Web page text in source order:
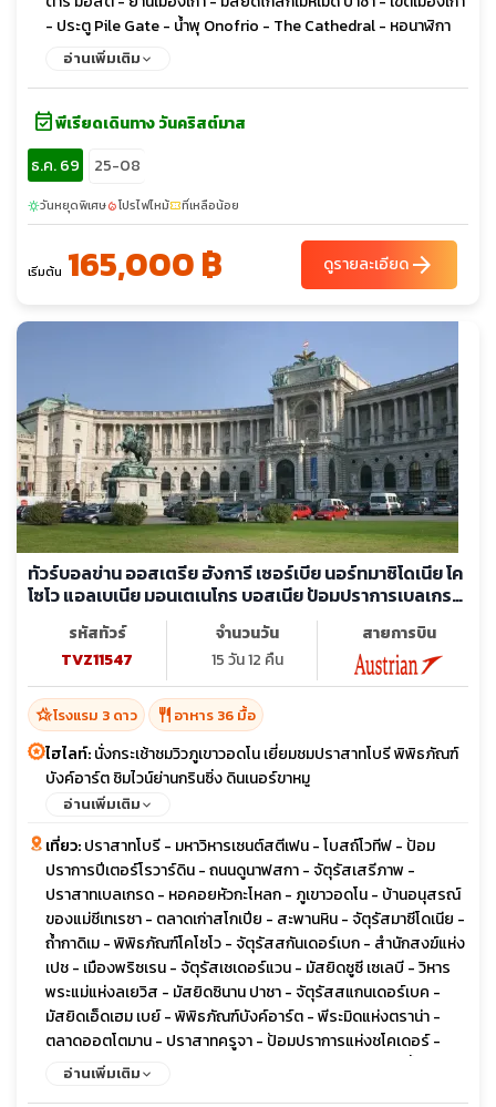
- ประตู Pile Gate - น้ำพุ Onofrio - The Cathedral - หอนาฬิกา
โบราณ - พระราชวังเรคเตอร์ - สปอนซา พาเลส - ถนนสตราดัน -
The Cathedral of the Resurrection of Christ - อนุสาวรีย์
Jasikovac - เมืองเก่าเบราเน - อาราม Durdevi Stupovi
Monastery - มัสยิดสุลตานมูรัดที่สอง - หอคอย Ganica Kula -
จัตุรัสสแกนเดนเบก - อาคารรัฐสภา - หอนาฬิกาประจำเมือง - ถ้ำ
กาดิเม - จัตุรัสมาซิโดเนีย - อนุสาวรีย์อเล็กซานเดอร์มหาราช - ประตู
ชัยแห่งมาซิโดเนีย - อนุสรณ์สถานของแม่พระเทเรซา - สะพานหิน -
พิพิธภัณฑ์โบราณสถานแห่งชาติ - จัตุรัสใจกลางเมือง - หอนาฬิกา -
มัสยิดคาร์ชิ - เมืองโบราณเฮียราคลี ลินเคสทิส - โบสถ์เซนต์โจวาน
คานิโอ - อารามเซนต์นาอูม - ปราสาทแอลบาซาน - โบสถ์เซ็นต์แมรี่ -
มัสยิดกษัตริย์ - จัตุรัสสแกนเดอเบก - หอคอยนาฬิกา - มัสยิดเอท
เฮม เบย์ - ขึ้นเคเบิ้ลคาร์สู่ยอดเขาดัจติ - ปราสาทแห่งครูเปีย - ปานด
อร์ฟเอาท์เลต - พิพิธภัณฑ์ประวัติศาสตร์คุนสท์
อ่านเพิ่มเติม
event_availableพีเรียดเดินทาง วันคริสต์มาส
ธ.ค. 69
25-08
sunnyวันหยุดพิเศษlocal_fire_departmentโปรไฟไหม้confirmation_numberที่เหลือน้อย
เริ่มต้น 165,000 ฿ ดูรายละเอียดarrow_forward
ทัวร์บอลข่าน ออสเตรีย ฮังการี เซอร์เบีย นอร์ทมาซิโดเนีย โค
โซโว แอลเบเนีย มอนเตเนโกร บอสเนีย ป้อมปราการเบลเกรด
พระราชวังโฮฟบวร์ค
รหัสทัวร์
TVZ11547
จำนวนวัน
15 วัน 12 คืน
สายการบิน
hotel_classโรงแรม 3 ดาว restaurant อาหาร 36 มื้อ
ไฮไลท์:นั่งกระเช้าชมวิวภูเขาวอดโน เยี่ยมชมปราสาทโบรี พิพิธภัณฑ์
บังค์อาร์ต ชิมไวน์ย่านกรินซิ่ง ดินเนอร์ขาหมู
อ่านเพิ่มเติม
เที่ยว:ปราสาทโบรี - มหาวิหารเซนต์สตีเฟน - โบสถ์โวทีฟ - ป้อม
ปราการปีเตอร์โรวาร์ดิน - ถนนดูนาฟสกา - จัตุรัสเสรีภาพ -
ปราสาทเบลเกรด - หอคอยหัวกะโหลก - ภูเขาวอดโน - บ้านอนุสรณ์
ของแม่ชีเทเรซา - ตลาดเก่าสโกเปีย - สะพานหิน - จัตุรัสมาซีโดเนีย -
ถ้ำกาดิเม - พิพิธภัณฑ์โคโซโว - จัตุรัสสกันเดอร์เบก - สำนักสงฆ์แห่ง
เปช - เมืองพริซเรน - จัตุรัสเชเดอร์แวน - มัสยิดซูซี เซเลบี - วิหาร
พระแม่แห่งลเยวิส - มัสยิดซินาน ปาชา - จัตุรัสสแกนเดอร์เบค -
มัสยิดเอ็ดเฮม เบย์ - พิพิธภัณฑ์บังค์อาร์ต - พีระมิดแห่งตราน่า -
ตลาดออตโตมาน - ปราสาทครูจา - ป้อมปราการแห่งชโคเดอร์ -
ทะเลสาบชโคดรา - สะพานมิลเลนเนียม - มหาวิหารแห่งการฟื้นฟู
อ่านเพิ่มเติม